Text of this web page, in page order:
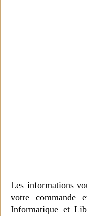
Les informations
votre commande
Informatique et